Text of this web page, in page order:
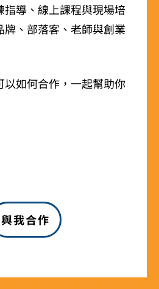
指導、線上課程與現場培
、部落客、老師與創業
以如何合作，一起幫助你
與我合作